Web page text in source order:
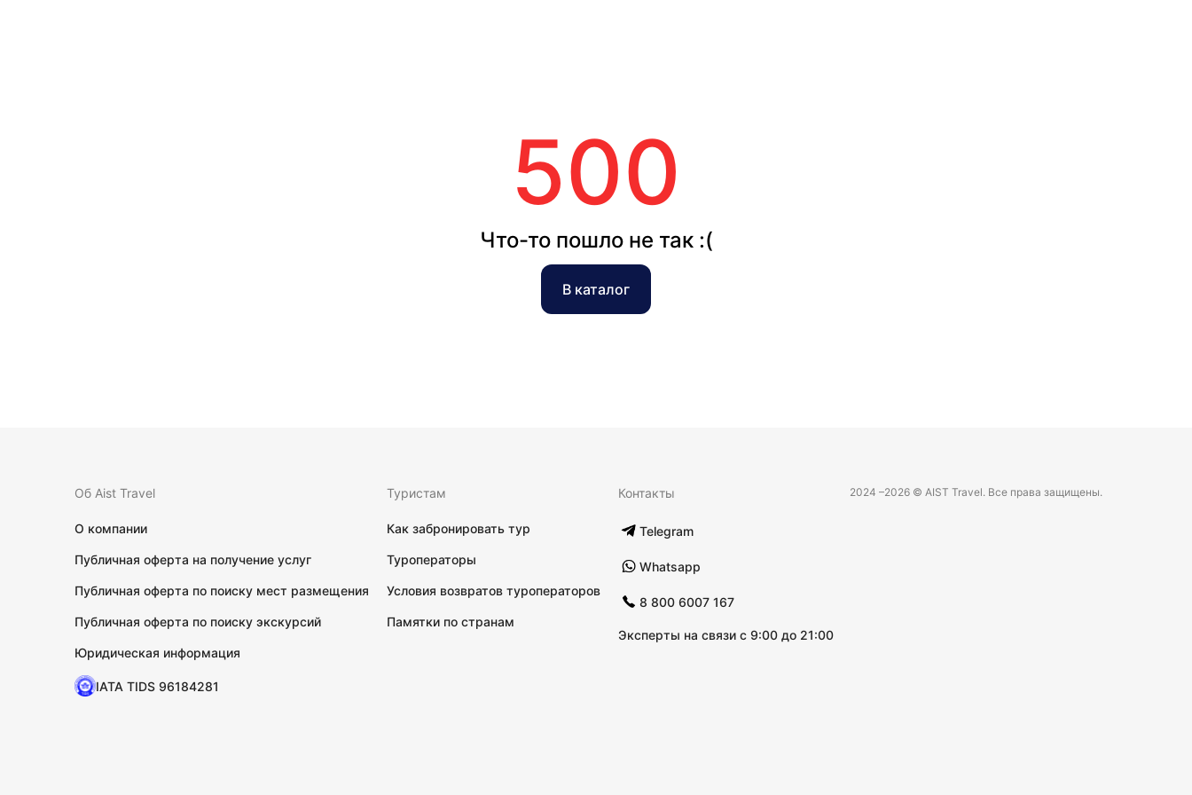
500
Что-то пошло не так :(
В каталог
Об Aist Travel
О компании
Публичная оферта на получение услуг
Публичная оферта по поиску мест размещения
Публичная оферта по поиску экскурсий
Юридическая информация
IATA TIDS 96184281
Туристам
Как забронировать тур
Туроператоры
Условия возвратов туроператоров
Памятки по странам
Контакты
Telegram
Whatsapp
8 800 6007 167
Эксперты на связи с 9:00 до 21:00
2024 –2026 © AIST Travel. Все права защищены.